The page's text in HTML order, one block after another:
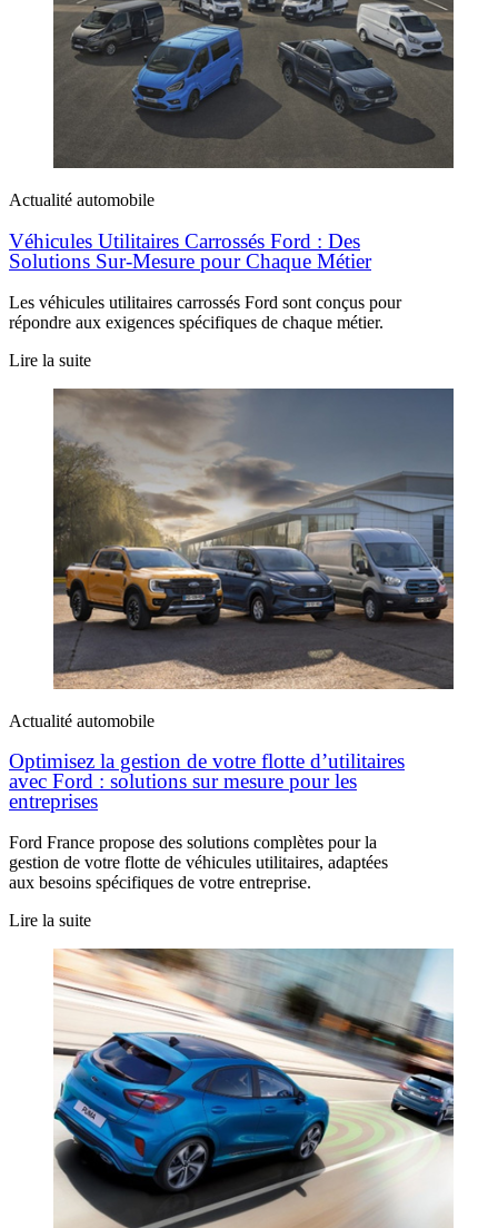
Actualité automobile
Véhicules Utilitaires Carrossés Ford : Des
Solutions Sur-Mesure pour Chaque Métier
Les véhicules utilitaires carrossés Ford sont conçus pour
répondre aux exigences spécifiques de chaque métier.
Lire la suite
Actualité automobile
Optimisez la gestion de votre flotte d’utilitaires
avec Ford : solutions sur mesure pour les
entreprises
Ford France propose des solutions complètes pour la
gestion de votre flotte de véhicules utilitaires, adaptées
aux besoins spécifiques de votre entreprise.
Lire la suite